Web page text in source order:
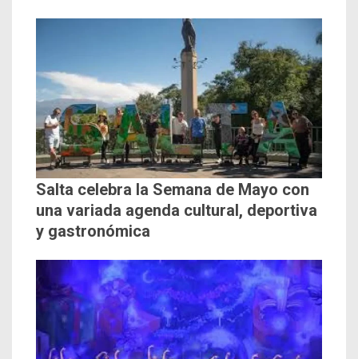
Salta celebra la Semana de Mayo con
una variada agenda cultural, deportiva
y gastronómica